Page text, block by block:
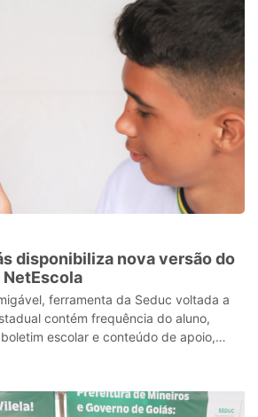
disponibiliza nova versão do
ferramenta da Seduc voltada a
contém frequência do aluno,
escolar e conteúdo de apoio,